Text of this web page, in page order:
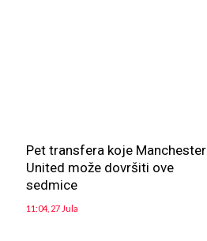
Pet transfera koje Manchester
United može dovršiti ove
sedmice
11:04, 27 Jula